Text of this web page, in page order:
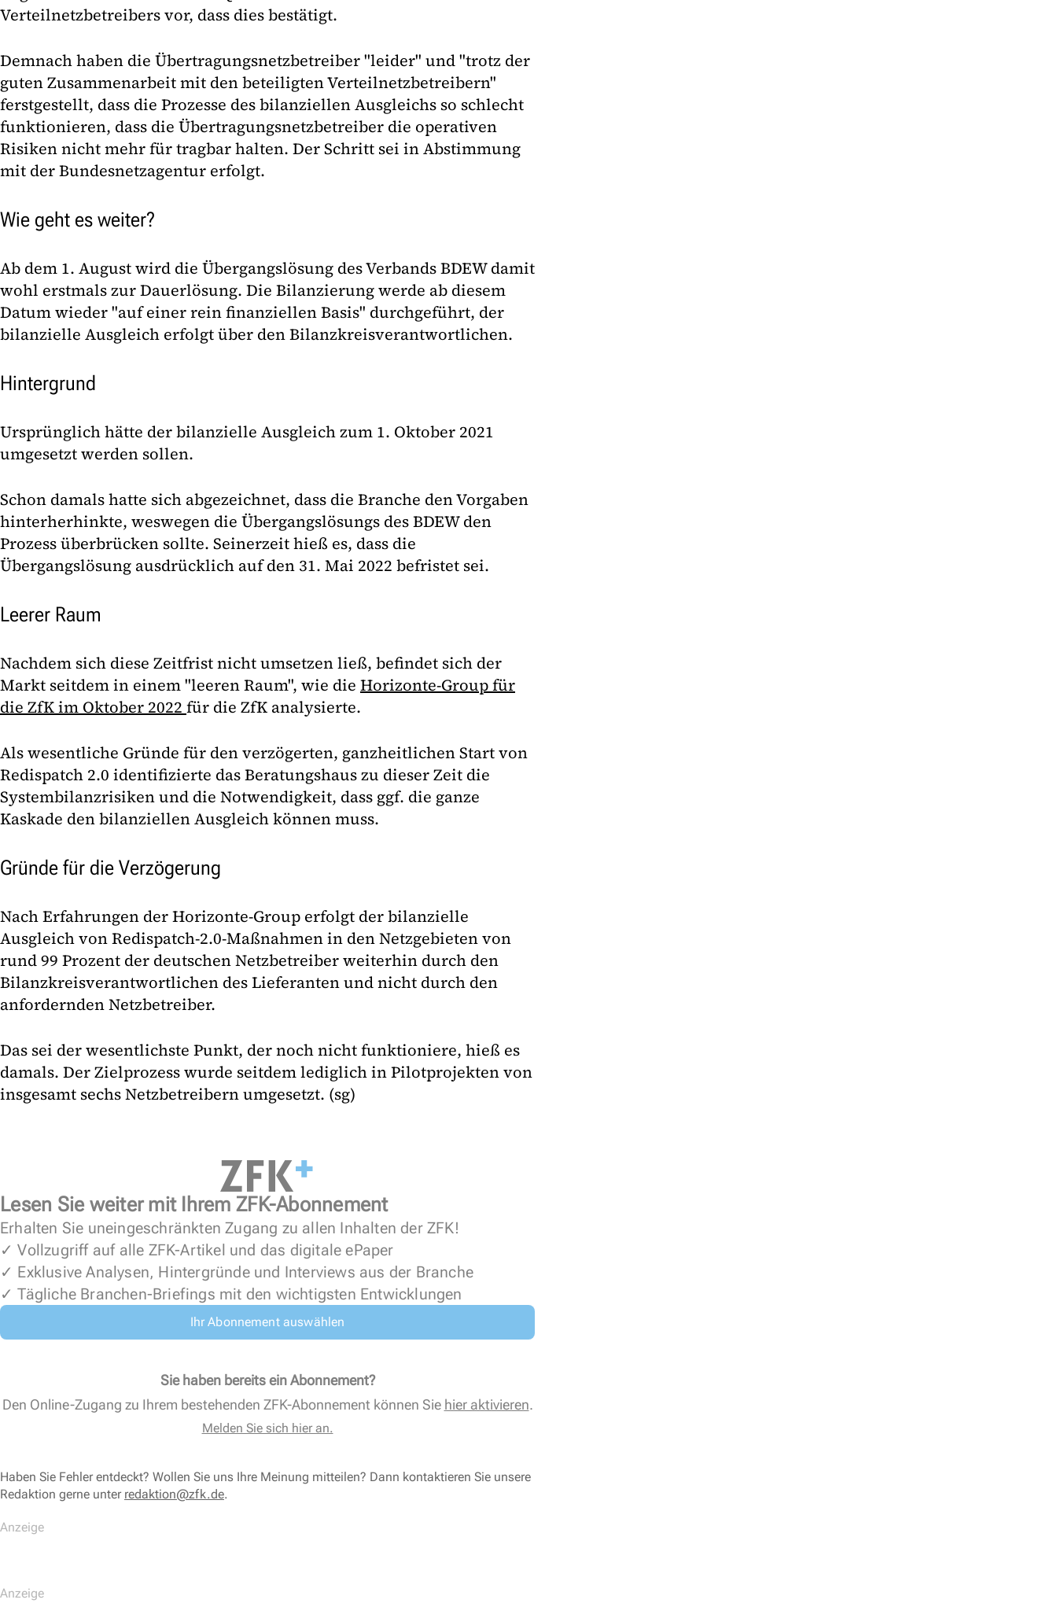
Verteilnetzbetreibers vor, dass dies bestätigt.
Demnach haben die Übertragungsnetzbetreiber "leider" und "trotz der
guten Zusammenarbeit mit den beteiligten Verteilnetzbetreibern"
ferstgestellt, dass die Prozesse des bilanziellen Ausgleichs so schlecht
funktionieren, dass die Übertragungsnetzbetreiber die operativen
Risiken nicht mehr für tragbar halten. Der Schritt sei in Abstimmung
mit der Bundesnetzagentur erfolgt.
Wie geht es weiter?
Ab dem 1. August wird die Übergangslösung des Verbands BDEW damit
wohl erstmals zur Dauerlösung. Die Bilanzierung werde ab diesem
Datum wieder "auf einer rein finanziellen Basis" durchgeführt, der
bilanzielle Ausgleich erfolgt über den Bilanzkreisverantwortlichen.
Hintergrund
Ursprünglich hätte der bilanzielle Ausgleich zum 1. Oktober 2021
umgesetzt werden sollen.
Schon damals hatte sich abgezeichnet, dass die Branche den Vorgaben
hinterherhinkte, weswegen die Übergangslösungs des BDEW den
Prozess überbrücken sollte. Seinerzeit hieß es, dass die
Übergangslösung ausdrücklich auf den 31. Mai 2022 befristet sei.
Leerer Raum
Nachdem sich diese Zeitfrist nicht umsetzen ließ, befindet sich der
Markt seitdem in einem "leeren Raum", wie die Horizonte-Group für
die ZfK im Oktober 2022 für die ZfK analysierte.
Als wesentliche Gründe für den verzögerten, ganzheitlichen Start von
Redispatch 2.0 identifizierte das Beratungshaus zu dieser Zeit die
Systembilanzrisiken und die Notwendigkeit, dass ggf. die ganze
Kaskade den bilanziellen Ausgleich können muss.
Gründe für die Verzögerung
Nach Erfahrungen der Horizonte-Group erfolgt der bilanzielle
Ausgleich von Redispatch-2.0-Maßnahmen in den Netzgebieten von
rund 99 Prozent der deutschen Netzbetreiber weiterhin durch den
Bilanzkreisverantwortlichen des Lieferanten und nicht durch den
anfordernden Netzbetreiber.
Das sei der wesentlichste Punkt, der noch nicht funktioniere, hieß es
damals. Der Zielprozess wurde seitdem lediglich in Pilotprojekten von
insgesamt sechs Netzbetreibern umgesetzt. (sg)
Lesen Sie weiter mit Ihrem ZFK-Abonnement
Erhalten Sie uneingeschränkten Zugang zu allen Inhalten der ZFK!
✓ Vollzugriff auf alle ZFK-Artikel und das digitale ePaper
✓ Exklusive Analysen, Hintergründe und Interviews aus der Branche
✓ Tägliche Branchen-Briefings mit den wichtigsten Entwicklungen
Ihr Abonnement auswählen
Sie haben bereits ein Abonnement?
Den Online-Zugang zu Ihrem bestehenden ZFK-Abonnement können Sie hier aktivieren.
Melden Sie sich hier an.
Haben Sie Fehler entdeckt? Wollen Sie uns Ihre Meinung mitteilen? Dann kontaktieren Sie unsere
Redaktion gerne unter redaktion@zfk.de.